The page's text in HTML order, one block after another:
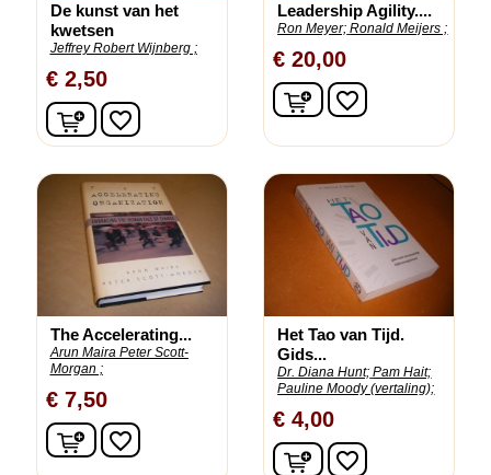
De kunst van het
kwetsen
Jeffrey Robert Wijnberg ;
€ 2,50
In winkelwagen
favorite_border
Leadership Agility....
Ron Meyer; Ronald Meijers ;
€ 20,00
In winkelwagen
favorite_border
The Accelerating...
Arun Maira Peter Scott-
Morgan ;
€ 7,50
In winkelwagen
favorite_border
Het Tao van Tijd.
Gids...
Dr. Diana Hunt; Pam Hait;
Pauline Moody (vertaling);
€ 4,00
In winkelwagen
favorite_border